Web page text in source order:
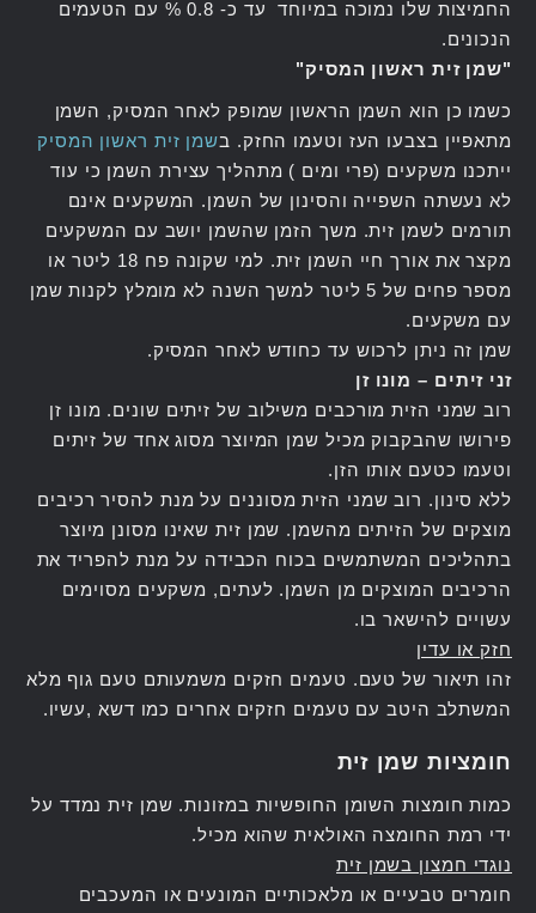
החמיצות שלו נמוכה במיוחד עד כ- 0.8 % עם הטעמים
הנכונים.
"שמן זית ראשון המסיק"
כשמו כן הוא השמן הראשון שמופק לאחר המסיק, השמן
מתאפיין בצבעו העז וטעמו החזק. בשמן זית ראשון המסיק
ייתכנו משקעים (פרי ומים ) מתהליך עצירת השמן כי עוד
לא נעשתה השפייה והסינון של השמן. המשקעים אינם
תורמים לשמן זית. משך הזמן שהשמן יושב עם המשקעים
מקצר את אורך חיי השמן זית. למי שקונה פח 18 ליטר או
מספר פחים של 5 ליטר למשך השנה לא מומלץ לקנות שמן
עם משקעים.
שמן זה ניתן לרכוש עד כחודש לאחר המסיק.
זני זיתים – מונו זן
רוב שמני הזית מורכבים משילוב של זיתים שונים. מונו זן
פירושו שהבקבוק מכיל שמן המיוצר מסוג אחד של זיתים
וטעמו כטעם אותו הזן.
ללא סינון. רוב שמני הזית מסוננים על מנת להסיר רכיבים
מוצקים של הזיתים מהשמן. שמן זית שאינו מסונן מיוצר
בתהליכים המשתמשים בכוח הכבידה על מנת להפריד את
הרכיבים המוצקים מן השמן. לעתים, משקעים מסוימים
עשויים להישאר בו.
חזק או עדין
זהו תיאור של טעם. טעמים חזקים משמעותם טעם גוף מלא
המשתלב היטב עם טעמים חזקים אחרים כמו דשא ,עשיו.
חומציות שמן זית
כמות חומצות השומן החופשיות במזונות. שמן זית נמדד על
ידי רמת החומצה האולאית שהוא מכיל.
נוגדי חמצון בשמן זית
חומרים טבעיים או מלאכותיים המונעים או המעכבים